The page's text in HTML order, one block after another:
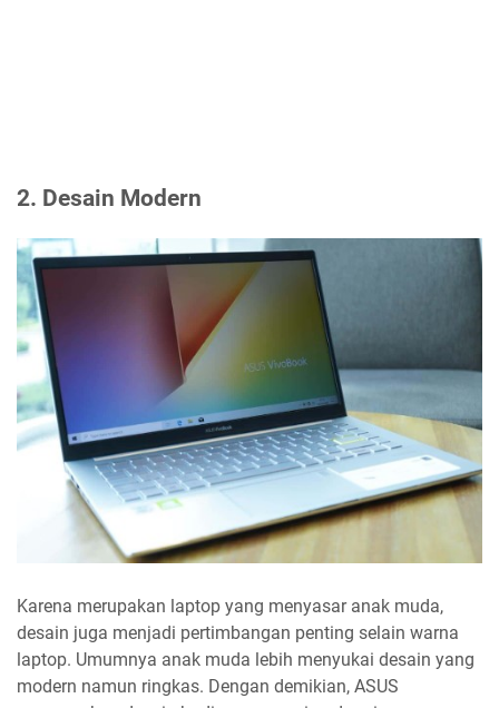
2. Desain Modern
Karena merupakan laptop yang menyasar anak muda,
desain juga menjadi pertimbangan penting selain warna
laptop. Umumnya anak muda lebih menyukai desain yang
modern namun ringkas. Dengan demikian, ASUS